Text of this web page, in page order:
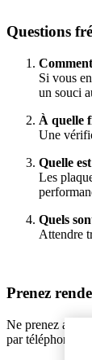
Questions
Si vous
un souci
À quelle
Une
Quelle
Les
Quels
Attendre
Prenez
Ne prenez
par téléphone